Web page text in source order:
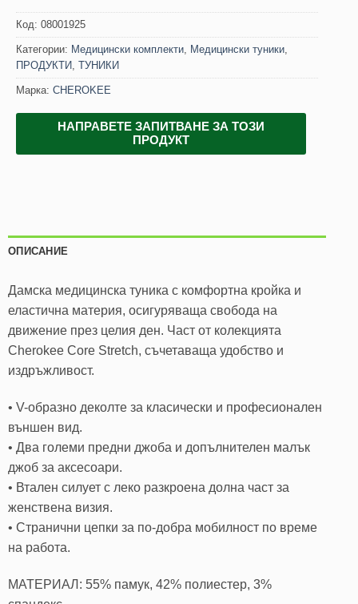
Код: 08001925
Категории: Медицински комплекти Медицински туники
ПРОДУКТИ ТУНИКИ
Марка: CHEROKEE
НАПРАВЕТЕ ЗАПИТВАНЕ ЗА ТОЗИ
ПРОДУКТ
ОПИСАНИЕ
Дамска медицинска туника с комфортна кройка и
еластична материя, осигуряваща свобода на
движение през целия ден. Част от колекцията
Cherokee Core Stretch, съчетаваща удобство и
издръжливост.
• V-образно деколте за класически и професионален
външен вид.
• Два големи предни джоба и допълнителен малък
джоб за аксесоари.
• Втален силует с леко разкроена долна част за
женствена визия.
• Странични цепки за по-добра мобилност по време
на работа.
МАТЕРИАЛ: 55% памук, 42% полиестер, 3%